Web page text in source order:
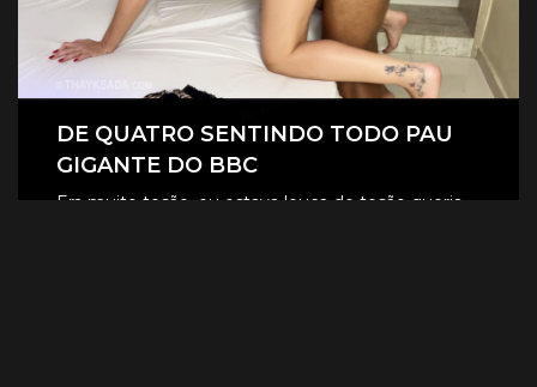
DE QUATRO SENTINDO TODO PAU
GIGANTE DO BBC
Era muito tesão, eu estava louca de tesão queria